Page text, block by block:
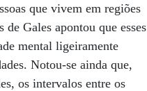
que vivem em regiões
Gales apontou que esses
mental ligeiramente
Notou-se ainda que,
os intervalos entre os